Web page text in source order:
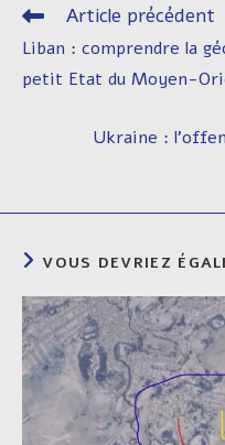
Read
articles
Article précédent
Liban : comprendre la
petit Etat du Moyen-
Ukraine :
VOUS DEVRIEZ